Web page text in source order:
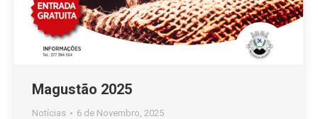
Magustão 2025
Notícias 6 de Novembro, 2025